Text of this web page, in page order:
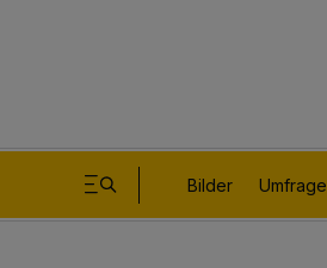
Bilder Umfrage